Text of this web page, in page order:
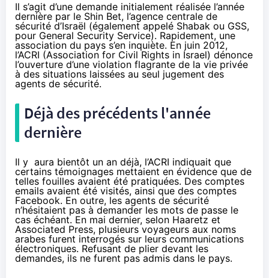
Il s’agit d’une demande initialement réalisée l’année
dernière par le Shin Bet, l’agence centrale de
sécurité d’Israël (également appelé Shabak ou GSS,
pour General Security Service). Rapidement, une
association du pays s’en inquiète. En juin 2012,
l’ACRI (Association for Civil Rights in Israel) dénonce
l’ouverture d’une violation flagrante de la vie privée
à des situations laissées au seul jugement des
agents de sécurité.
Déjà des précédents l'année
dernière
Il y aura bientôt un an déjà, l’ACRI indiquait que
certains témoignages mettaient en évidence que de
telles fouilles avaient été pratiquées. Des comptes
emails avaient été visités, ainsi que des comptes
Facebook. En outre, les agents de sécurité
n’hésitaient pas à demander les mots de passe le
cas échéant. En mai dernier, selon Haaretz et
Associated Press, plusieurs voyageurs aux noms
arabes furent interrogés sur leurs communications
électroniques. Refusant de plier devant les
demandes, ils ne furent pas admis dans le pays.